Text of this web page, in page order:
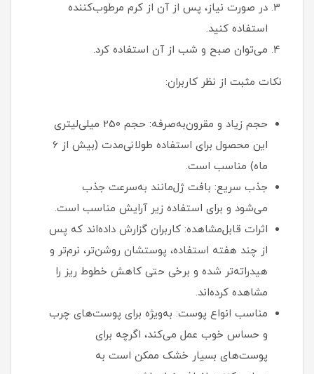
در صورت نیاز، پس از آن از کرم مرطوب‌کننده
استفاده کنید.
می‌توان صبح و شب از آن استفاده کرد.
نکات مثبت از نظر کاربران:
حجم زیاد و مقرون‌به‌صرفه: حجم 250 میلی‌لیتری
این محصول برای استفاده طولانی‌مدت (بیش از 6
ماه) مناسب است.
جذب سریع: بافت ژل‌مانند به‌سرعت جذب
می‌شود و برای استفاده زیر آرایش مناسب است.
اثرات قابل‌مشاهده: کاربران گزارش داده‌اند که پس
از چند هفته استفاده، پوستشان روشن‌تر، نرم‌تر و
هیدراته‌تر شده و برخی حتی کاهش خطوط ریز را
مشاهده کرده‌اند.
مناسب انواع پوست: به‌ویژه برای پوست‌های چرب
و حساس خوب عمل می‌کند، اگرچه برای
پوست‌های بسیار خشک ممکن است به